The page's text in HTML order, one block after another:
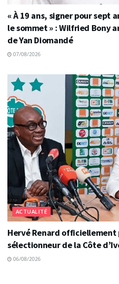
« À 19 ans, signer pour sept
le sommet » : Wilfried Bony
de Yan Diomandé
07/08/2026
ACTUALITÉ
Hervé Renard officiellement
sélectionneur de la Côte
06/08/2026